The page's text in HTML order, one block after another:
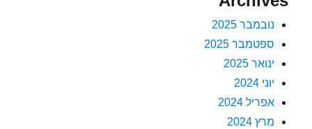
נובמבר 2025
ספטמבר 2025
ינואר 2025
יוני 2024
אפריל 2024
מרץ 2024